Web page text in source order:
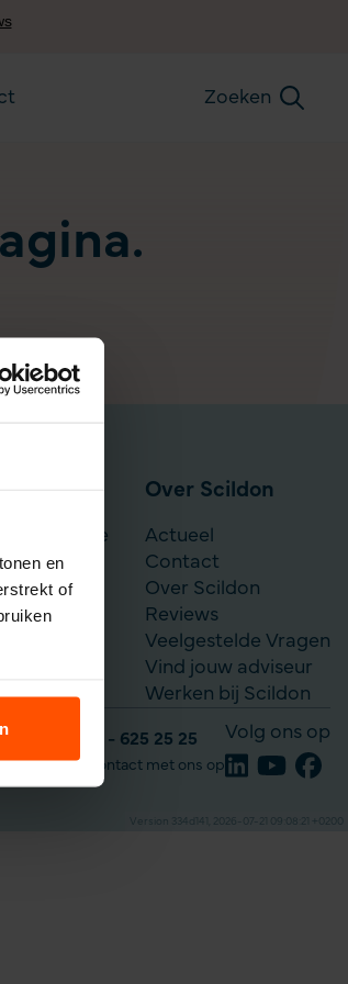
en
of
Zoeken
Over Scildon
Actueel
Contact
Over Scildon
Reviews
Veelgestelde Vragen
Vind jouw adviseur
Werken bij Scildon
Tel: 035 - 625 25 25
Neem contact met ons op
Volg ons op
Version 334d141, 2026-07-21 09:08:21 +0200